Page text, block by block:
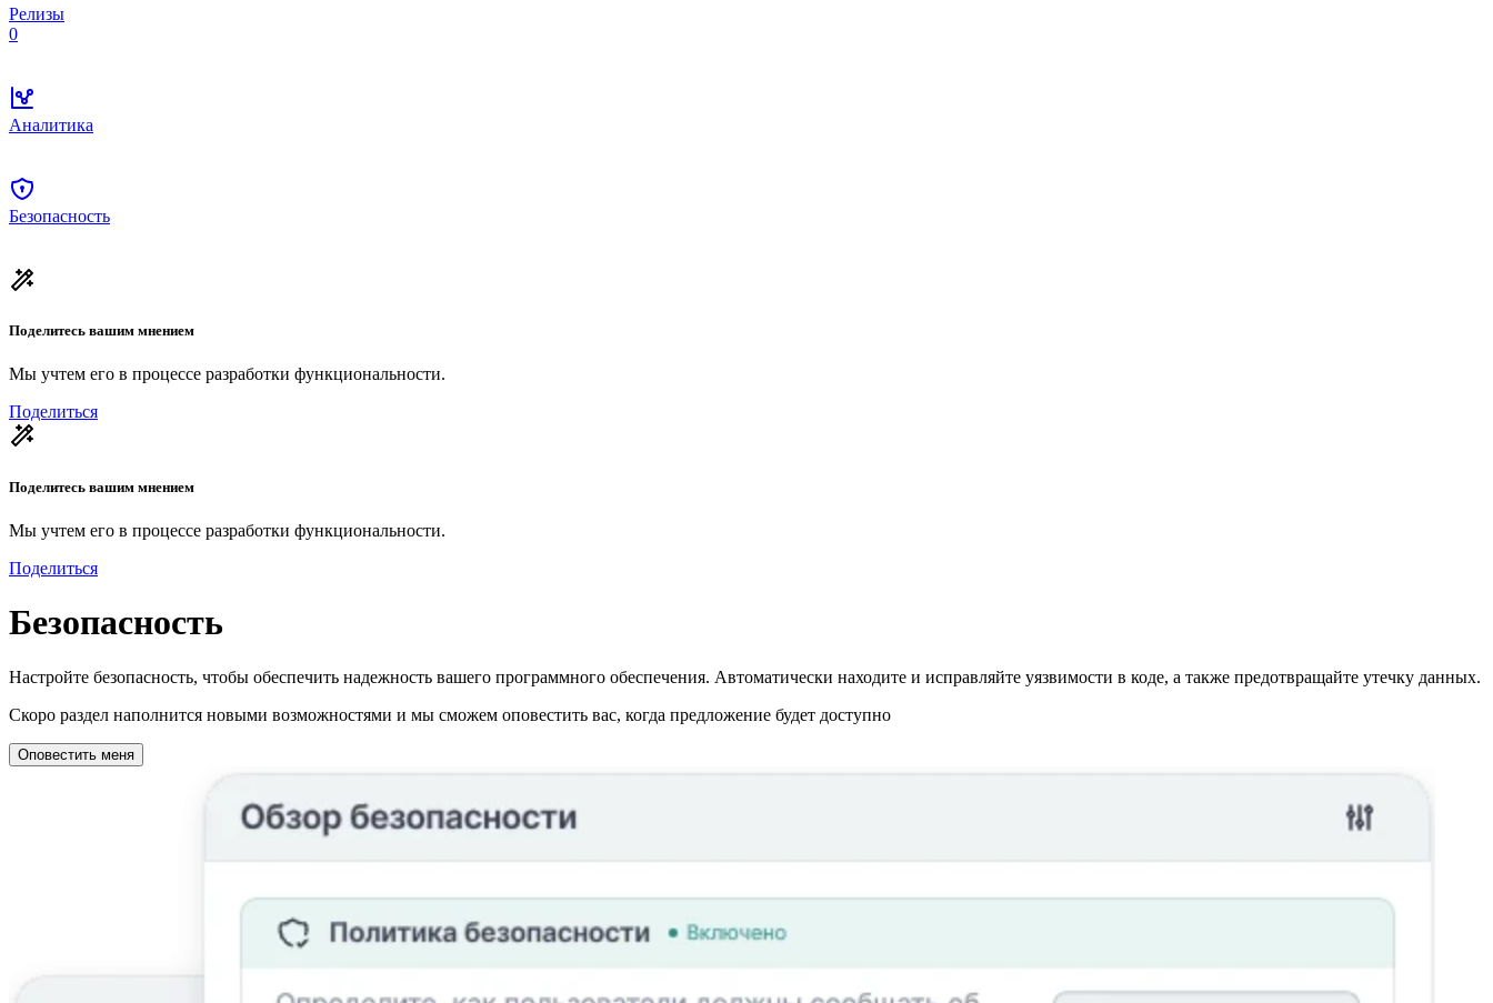
Релизы
0
Аналитика
Безопасность
Поделитесь вашим мнением
Мы учтем его в процессе разработки функциональности.
Поделиться
Поделитесь вашим мнением
Мы учтем его в процессе разработки функциональности.
Поделиться
Безопасность
Настройте безопасность, чтобы обеспечить надежность вашего программного обеспечения. Автоматически находите и исправляйте уязвимости в коде, а также предотвращайте утечку данных.
Скоро раздел наполнится новыми возможностями и мы сможем оповестить вас, когда предложение будет доступно
Оповестить меня